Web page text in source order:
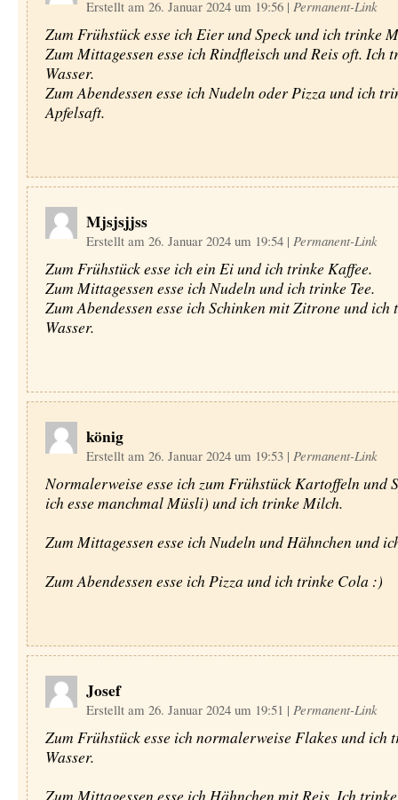
Erstellt am 26. Januar 2024 um 19:56 | Permanent-Link
Zum Frühstück esse ich Eier und Speck und ich trinke
Zum Mittagessen esse ich Rindfleisch und Reis oft. Ich
Wasser.
Zum Abendessen esse ich Nudeln oder Pizza und ich
Apfelsaft.
Mjsjsjjss
Erstellt am 26. Januar 2024 um 19:54 | Permanent-Link
Zum Frühstück esse ich ein Ei und ich trinke Kaffee.
Zum Mittagessen esse ich Nudeln und ich trinke Tee.
Zum Abendessen esse ich Schinken mit Zitrone und ich
Wasser.
könig
Erstellt am 26. Januar 2024 um 19:53 | Permanent-Link
Normalerweise esse ich zum Frühstück Kartoffeln und
ich esse manchmal Müsli) und ich trinke Milch.
Zum Mittagessen esse ich Nudeln und Hähnchen und
Zum Abendessen esse ich Pizza und ich trinke Cola :)
Josef
Erstellt am 26. Januar 2024 um 19:51 | Permanent-Link
Zum Frühstück esse ich normalerweise Flakes und ich
Wasser.
Zum Mittagessen esse ich Hähnchen mit Reis. Ich